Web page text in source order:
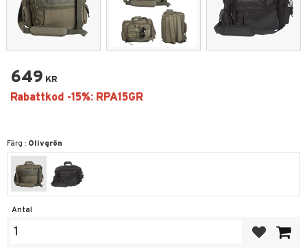
649 KR
Färg : Olivgrön
Antal